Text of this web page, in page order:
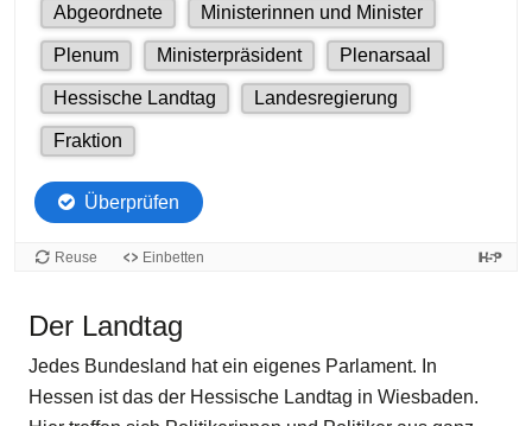
Der Landtag
Jedes Bundesland hat ein eigenes Parlament. In
Hessen ist das der Hessische Landtag in Wiesbaden.